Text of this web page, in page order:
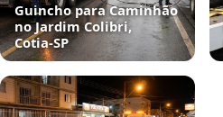
Guincho para Caminhão
no Jardim Colibri,
Cotia‑SP